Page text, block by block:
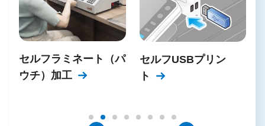
シュカード／クレジットカード／定期券など】
————–
※2024年4月以降は下記いずれかの証明書をご
提示ください。会員カードが無くてもセルフPC
＜証明書＞運転免許証、運転経歴証明書、各種
セルフラミネート（パ
ウチ）加工
セルフUSBプリン
ト